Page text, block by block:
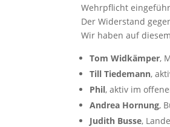
Wehrpflicht
Der Widerstand
Wir haben auf
Tom Widkämper,
Till Tiedemann,
Phil, aktiv im
Andrea Hornung,
Judith Busse,